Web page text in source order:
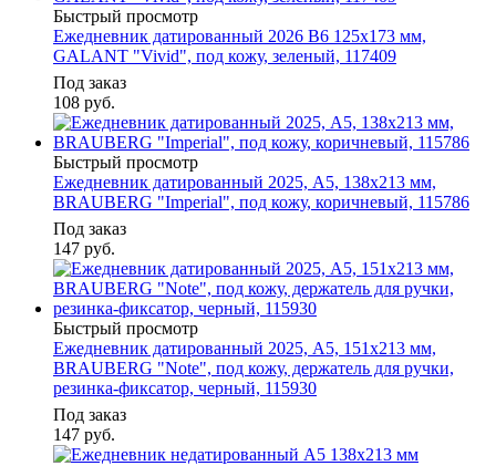
Быстрый просмотр
Ежедневник датированный 2026 B6 125х173 мм,
GALANT "Vivid", под кожу, зеленый, 117409
Под заказ
108 руб.
Быстрый просмотр
Ежедневник датированный 2025, А5, 138x213 мм,
BRAUBERG "Imperial", под кожу, коричневый, 115786
Под заказ
147 руб.
Быстрый просмотр
Ежедневник датированный 2025, А5, 151х213 мм,
BRAUBERG "Note", под кожу, держатель для ручки,
резинка-фиксатор, черный, 115930
Под заказ
147 руб.